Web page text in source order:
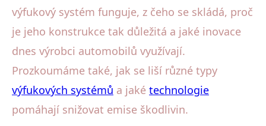
výfukový systém funguje, z čeho se skládá, proč
je jeho konstrukce tak důležitá a jaké inovace
dnes výrobci automobilů využívají.
Prozkoumáme také, jak se liší různé typy
výfukových systémů a jaké technologie
pomáhají snižovat emise škodlivin.